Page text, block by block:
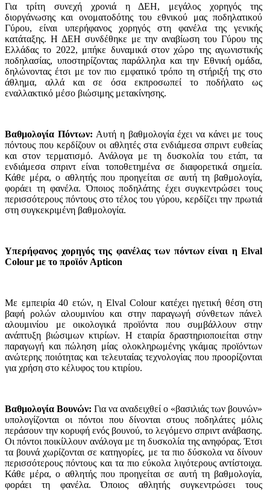
Για τρίτη συνεχή χρονιά η ΔΕΗ, μεγάλος χορηγός της
διοργάνωσης και ονοματοδότης του εθνικού μας ποδηλατικού
Γύρου, είναι υπερήφανος χορηγός στη φανέλα της γενικής
κατάταξης. Η ΔΕΗ συνδέθηκε με την αναβίωση του Γύρου της
Ελλάδας το 2022, μπήκε δυναμικά στον χώρο της αγωνιστικής
ποδηλασίας, υποστηρίζοντας παράλληλα και την Εθνική ομάδα,
δηλώνοντας έτσι με τον πιο εμφατικό τρόπο τη στήριξή της στο
άθλημα, αλλά και σε όσα εκπροσωπεί το ποδήλατο ως
εναλλακτικό μέσο βιώσιμης μετακίνησης.
Βαθμολογία Πόντων: Αυτή η βαθμολογία έχει να κάνει με τους
πόντους που κερδίζουν οι αθλητές στα ενδιάμεσα σπριντ ευθείας
και στον τερματισμό. Ανάλογα με τη δυσκολία του ετάπ, τα
ενδιάμεσα σπριντ είναι τοποθετημένα σε διαφορετικά σημεία.
Κάθε μέρα, ο αθλητής που προηγείται σε αυτή τη βαθμολογία,
φοράει τη φανέλα. Όποιος ποδηλάτης έχει συγκεντρώσει τους
περισσότερους πόντους στο τέλος του γύρου, κερδίζει την πρωτιά
στη συγκεκριμένη βαθμολογία.
Υπερήφανος χορηγός της φανέλας των πόντων είναι η Elval
Colour με το προϊόν Apticon
Με εμπειρία 40 ετών, η Elval Colour κατέχει ηγετική θέση στη
βαφή ρολών αλουμινίου και στην παραγωγή σύνθετων πάνελ
αλουμινίου με οικολογικά προϊόντα που συμβάλλουν στην
ανάπτυξη βιώσιμων κτιρίων. Η εταιρία δραστηριοποιείται στην
παραγωγή και πώληση μίας ολοκληρωμένης γκάμας προϊόντων
ανώτερης ποιότητας και τελευταίας τεχνολογίας που προορίζονται
για χρήση στο κέλυφος του κτιρίου.
Βαθμολογία Βουνών: Για να αναδειχθεί ο «βασιλιάς των βουνών»
υπολογίζονται οι πόντοι που δίνονται στους ποδηλάτες μόλις
περάσουν την κορυφή ενός βουνού, το λεγόμενο σπριντ ανάβασης.
Οι πόντοι ποικίλλουν ανάλογα με τη δυσκολία της ανηφόρας. Έτσι
τα βουνά χωρίζονται σε κατηγορίες, με τα πιο δύσκολα να δίνουν
περισσότερους πόντους και τα πιο εύκολα λιγότερους αντίστοιχα.
Κάθε μέρα, ο αθλητής που προηγείται σε αυτή τη βαθμολογία,
φοράει τη φανέλα. Όποιος αθλητής συγκεντρώσει τους